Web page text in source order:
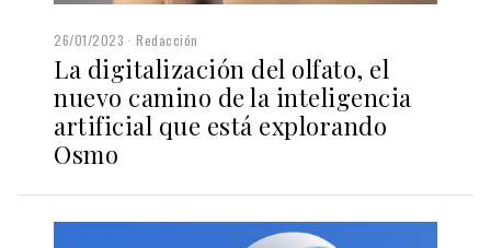
26/01/2023 Redacción
La digitalización del olfato, el
nuevo camino de la inteligencia
artificial que está explorando
Osmo